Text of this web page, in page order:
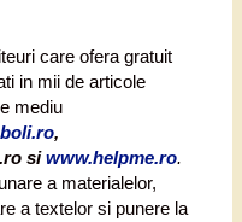
care ofera gratuit
in mii de articole
mediu
,
siwww.helpme.ro.
a materialelor,
a textelor si punere la